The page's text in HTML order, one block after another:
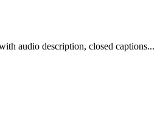
audio description, closed captions...